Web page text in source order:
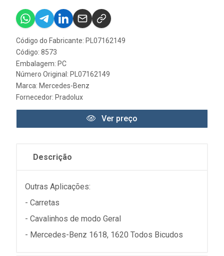
Código do Fabricante: PL07162149
Código: 8573
Embalagem: PC
Número Original: PL07162149
Marca: Mercedes-Benz
Fornecedor: Pradolux
Ver preço
Descrição
Outras Aplicações:
- Carretas
- Cavalinhos de modo Geral
- Mercedes-Benz 1618, 1620 Todos Bicudos